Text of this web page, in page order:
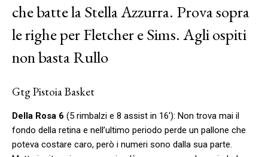
che batte la Stella Azzurra. Prova sopra
le righe per Fletcher e Sims. Agli ospiti
non basta Rullo
Gtg Pistoia Basket
Della Rosa 6 (5 rimbalzi e 8 assist in 16′): Non trova mai il
fondo della retina e nell’ultimo periodo perde un pallone che
poteva costare caro, però i numeri sono dalla sua parte.